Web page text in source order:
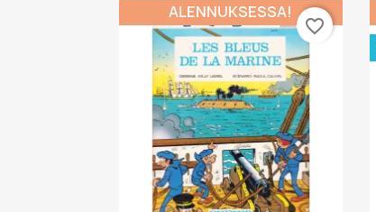
ALENNUKSESSA!
favorite_border